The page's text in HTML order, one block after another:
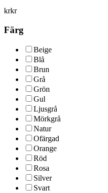
krkr
Färg
Beige
Blå
Brun
Grå
Grön
Gul
Ljusgrå
Mörkgrå
Natur
Ofärgad
Orange
Röd
Rosa
Silver
Svart